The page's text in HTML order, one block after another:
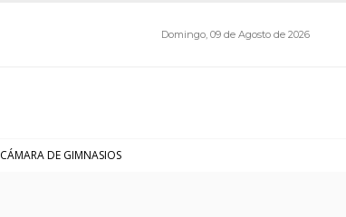
Domingo, 09 de Agosto de 2026
CÁMARA DE GIMNASIOS